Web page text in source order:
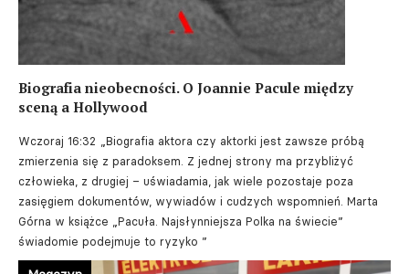
Biografia nieobecności. O Joannie Pacule między
sceną a Hollywood
Wczoraj 16:32
„Biografia aktora czy aktorki jest zawsze próbą
zmierzenia się z paradoksem. Z jednej strony ma przybliżyć
człowieka, z drugiej – uświadamia, jak wiele pozostaje poza
zasięgiem dokumentów, wywiadów i cudzych wspomnień. Marta
Górna w książce „Pacuła. Najsłynniejsza Polka na świecie”
świadomie podejmuje to ryzyko ”